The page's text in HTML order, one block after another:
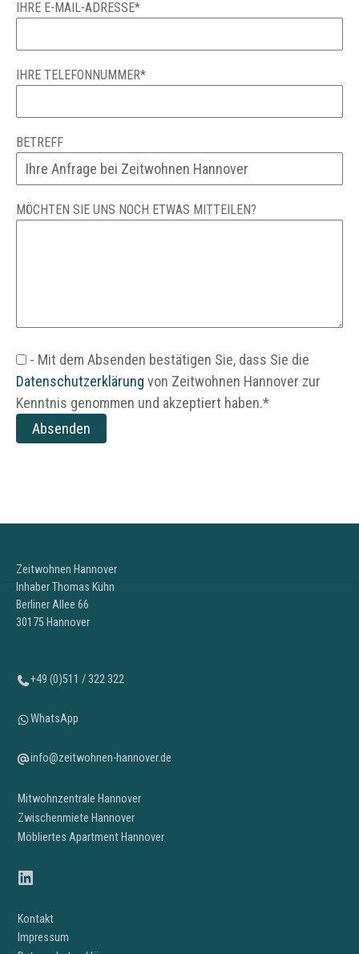
IHRE E-MAIL-ADRESSE*
IHRE TELEFONNUMMER*
BETREFF
MÖCHTEN SIE UNS NOCH ETWAS MITTEILEN?
- Mit dem Absenden bestätigen Sie, dass Sie die
Datenschutzerklärung von Zeitwohnen Hannover zur
Kenntnis genommen und akzeptiert haben.*
Zeitwohnen Hannover
Inhaber Thomas Kühn
Berliner Allee 66
30175 Hannover
+49 (0)511 / 322 322
WhatsApp
info@zeitwohnen-hannover.de
Mitwohnzentrale Hannover
Zwischenmiete Hannover
Möbliertes Apartment Hannover
LinkedIn
Kontakt
Impressum